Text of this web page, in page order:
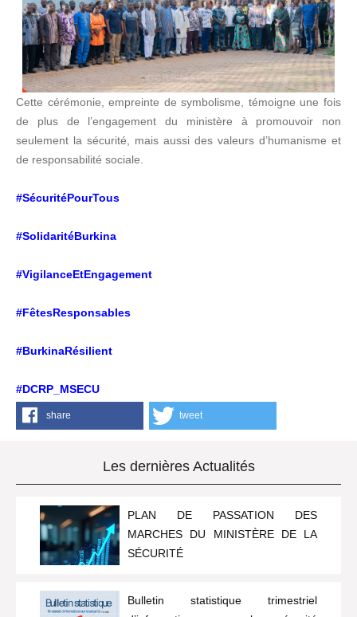
Cette cérémonie, empreinte de symbolisme, témoigne une fois
de plus de l’engagement du ministère à promouvoir non
seulement la sécurité, mais aussi des valeurs d’humanisme et
de responsabilité sociale.
#SécuritéPourTous
#SolidaritéBurkina
#VigilanceEtEngagement
#FêtesResponsables
#BurkinaRésilient
#DCRP_MSECU
share tweet
Les dernières Actualités
PLAN DE PASSATION DES
MARCHES DU MINISTÈRE DE LA
SÉCURITÉ
Bulletin statistique trimestriel